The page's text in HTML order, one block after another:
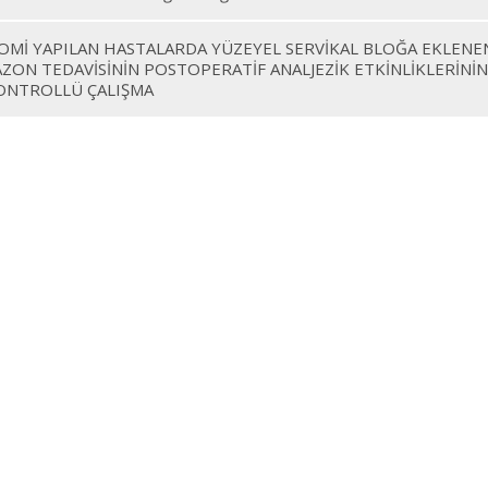
YAPILAN HASTALARDA YÜZEYEL SERVİKAL BLOĞA
TEDAVİSİNİN POSTOPERATİF ANALJEZİK
ÇALIŞMA